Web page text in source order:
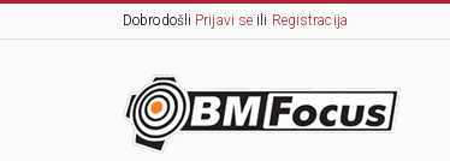
Dobrodošli Prijavi se ili Registracija